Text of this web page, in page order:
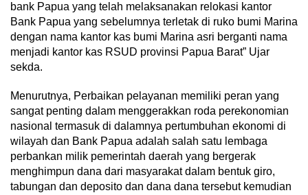
bank Papua yang telah melaksanakan relokasi kantor
Bank Papua yang sebelumnya terletak di ruko bumi Marina
dengan nama kantor kas bumi Marina asri berganti nama
menjadi kantor kas RSUD provinsi Papua Barat” Ujar
sekda.
Menurutnya, Perbaikan pelayanan memiliki peran yang
sangat penting dalam menggerakkan roda perekonomian
nasional termasuk di dalamnya pertumbuhan ekonomi di
wilayah dan Bank Papua adalah salah satu lembaga
perbankan milik pemerintah daerah yang bergerak
menghimpun dana dari masyarakat dalam bentuk giro,
tabungan dan deposito dan dana dana tersebut kemudian